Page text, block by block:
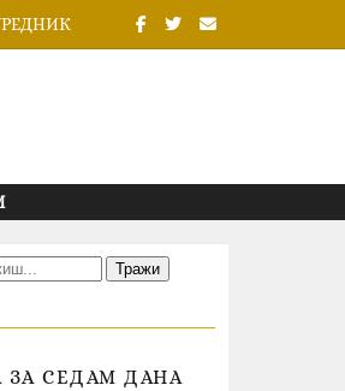
СЕДАМ ДАНА